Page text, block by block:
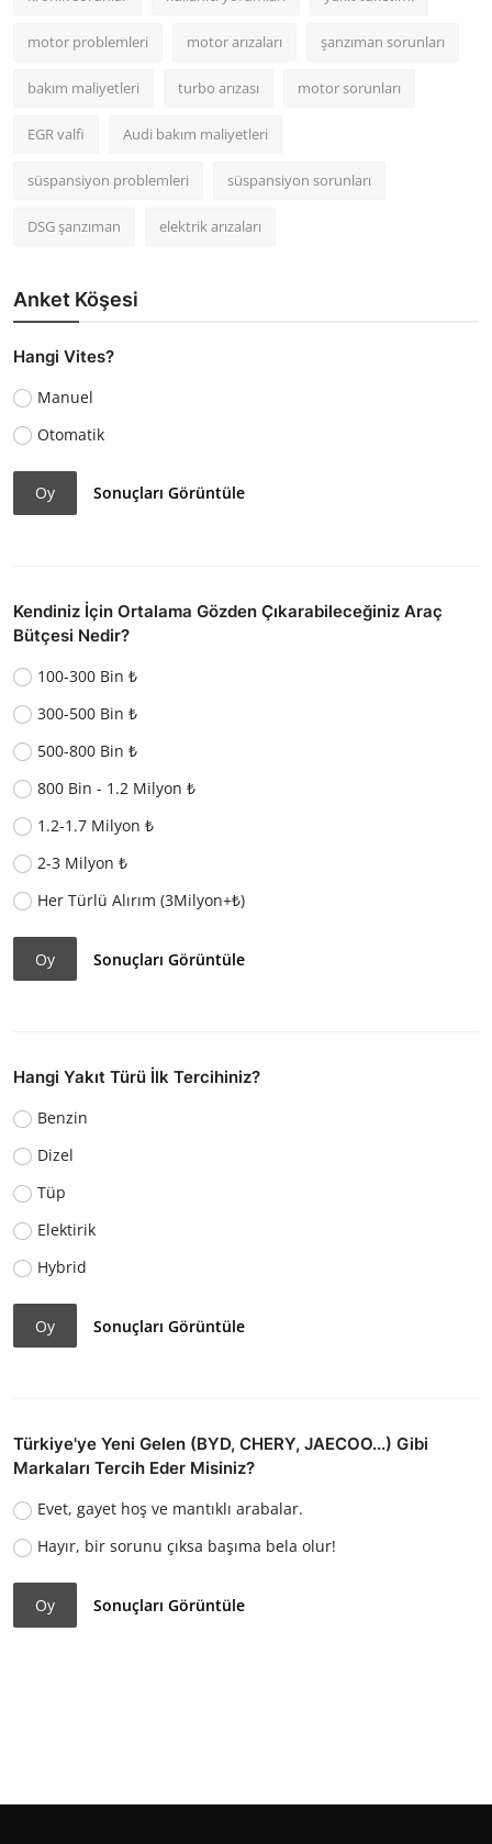
motor problemleri motor arızaları şanzıman sorunları
bakım maliyetleri turbo arızası motor sorunları
EGR valfi Audi bakım maliyetleri
süspansiyon problemleri süspansiyon sorunları
DSG şanzıman elektrik arızaları
Anket Köşesi
Hangi Vites?
Manuel
Otomatik
Oy Sonuçları Görüntüle
Kendiniz İçin Ortalama Gözden Çıkarabileceğiniz Araç
Bütçesi Nedir?
100-300 Bin ₺
300-500 Bin ₺
500-800 Bin ₺
800 Bin - 1.2 Milyon ₺
1.2-1.7 Milyon ₺
2-3 Milyon ₺
Her Türlü Alırım (3Milyon+₺)
Oy Sonuçları Görüntüle
Hangi Yakıt Türü İlk Tercihiniz?
Benzin
Dizel
Tüp
Elektirik
Hybrid
Oy Sonuçları Görüntüle
Türkiye'ye Yeni Gelen (BYD, CHERY, JAECOO...) Gibi
Markaları Tercih Eder Misiniz?
Evet, gayet hoş ve mantıklı arabalar.
Hayır, bir sorunu çıksa başıma bela olur!
Oy Sonuçları Görüntüle